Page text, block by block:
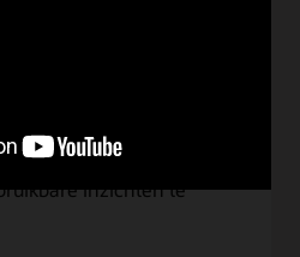
en services
machine learning
inzichten te